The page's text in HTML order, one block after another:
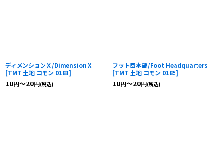
ディメンションＸ/Dimension X
[TMT 土地 コモン 0183]
10円～20円(税込)
フット団本部/Foot Headquarters
[TMT 土地 コモン 0185]
10円～20円(税込)